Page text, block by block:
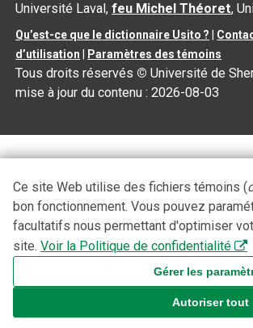
Université Laval,feu Michel Théoret,
Qu’est-ce que le dictionnaire Usito ?
d’utilisation
Paramètres des témoins
Tous droits réservés © Université de
mise à jour du contenu :2026-08-03
Ce site Web utilise des fichiers témoins (
bon fonctionnement. Vous pouvez
facultatifs nous permettant d'optimiser
site. Voir la Politique de confidentialité
Gérer les
Autoriser tout